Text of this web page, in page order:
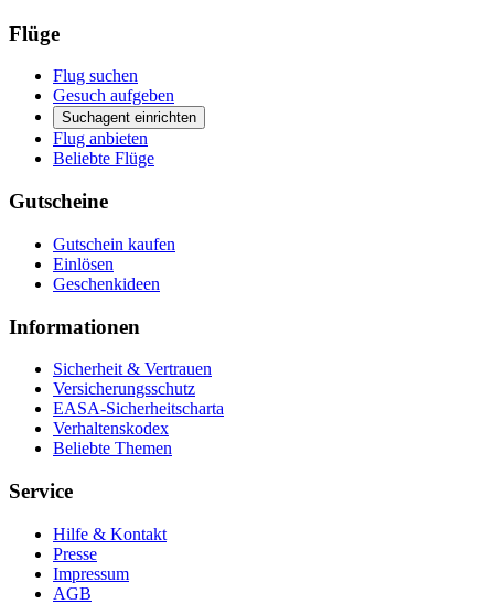
Flüge
Flug suchen
Gesuch aufgeben
Suchagent einrichten
Flug anbieten
Beliebte Flüge
Gutscheine
Gutschein kaufen
Einlösen
Geschenkideen
Informationen
Sicherheit & Vertrauen
Versicherungsschutz
EASA-Sicherheitscharta
Verhaltenskodex
Beliebte Themen
Service
Hilfe & Kontakt
Presse
Impressum
AGB